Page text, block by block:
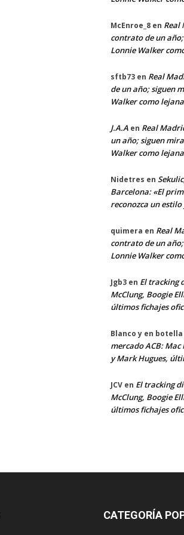
McEnroe_8 en Real
contrato de un
Lonnie Walker
sftb73 en Real
de un año; siguen
Walker como
J.A.A en Real
un año; siguen
Walker como
Nidetres en
Barcelona: «El
reconozca un
quimera en Real
contrato de un
Lonnie Walker
Jgb3 en El tracking
McClung, Boogie
últimos fichajes
Blanco y en botella
mercado ACB: Mac
y Mark Hugues,
JCV en El tracking
McClung, Boogie
últimos fichajes
CATEGORÍA